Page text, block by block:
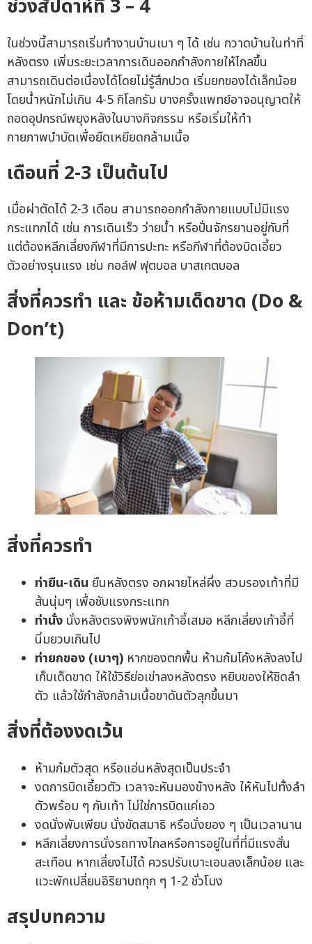
ช่วงสัปดาห์ที่ 3 – 4
ในช่วงนี้สามารถเริ่มทำงานบ้านเบา ๆ ได้ เช่น กวาดบ้านในท่าที่
หลังตรง เพิ่มระยะเวลาการเดินออกกำลังกายให้ไกลขึ้น
สามารถเดินต่อเนื่องได้โดยไม่รู้สึกปวด เริ่มยกของได้เล็กน้อย
โดยน้ำหนักไม่เกิน 4-5 กิโลกรัม บางครั้งแพทย์อาจอนุญาตให้
ถอดอุปกรณ์พยุงหลังในบางกิจกรรม หรือเริ่มให้ทำ
กายภาพบำบัดเพื่อยืดเหยียดกล้ามเนื้อ
เดือนที่ 2-3 เป็นต้นไป
เมื่อผ่าตัดได้ 2-3 เดือน สามารถออกกำลังกายแบบไม่มีแรง
กระแทกได้ เช่น การเดินเร็ว ว่ายน้ำ หรือปั่นจักรยานอยู่กับที่
แต่ต้องหลีกเลี่ยงกีฬาที่มีการปะทะ หรือกีฬาที่ต้องบิดเอี้ยว
ตัวอย่างรุนแรง เช่น กอล์ฟ ฟุตบอล บาสเกตบอล
สิ่งที่ควรทำ และ ข้อห้ามเด็ดขาด (Do &
Don’t)
สิ่งที่ควรทำ
ท่ายืน-เดิน ยืนหลังตรง อกผายไหล่ผึ่ง สวมรองเท้าที่มี
ส้นนุ่มๆ เพื่อซับแรงกระแทก
ท่านั่ง นั่งหลังตรงพิงพนักเก้าอี้เสมอ หลีกเลี่ยงเก้าอี้ที่
นิ่มยวบเกินไป
ท่ายกของ (เบาๆ) หากของตกพื้น ห้ามก้มโค้งหลังลงไป
เก็บเด็ดขาด ให้ใช้วิธีย่อเข่าลงหลังตรง หยิบของให้ชิดลำ
ตัว แล้วใช้กำลังกล้ามเนื้อขาดันตัวลุกขึ้นมา
สิ่งที่ต้องงดเว้น
ห้ามก้มตัวสุด หรือแอ่นหลังสุดเป็นประจำ
งดการบิดเอี้ยวตัว เวลาจะหันมองข้างหลัง ให้หันไปทั้งลำ
ตัวพร้อม ๆ กับเท้า ไม่ใช่การบิดแค่เอว
งดนั่งพับเพียบ นั่งขัดสมาธิ หรือนั่งยอง ๆ เป็นเวลานาน
หลีกเลี่ยงการนั่งรถทางไกลหรือการอยู่ในที่ที่มีแรงสั่น
สะเทือน หากเลี่ยงไม่ได้ ควรปรับเบาะเอนลงเล็กน้อย และ
แวะพักเปลี่ยนอิริยาบถทุก ๆ 1-2 ชั่วโมง
สรุปบทความ